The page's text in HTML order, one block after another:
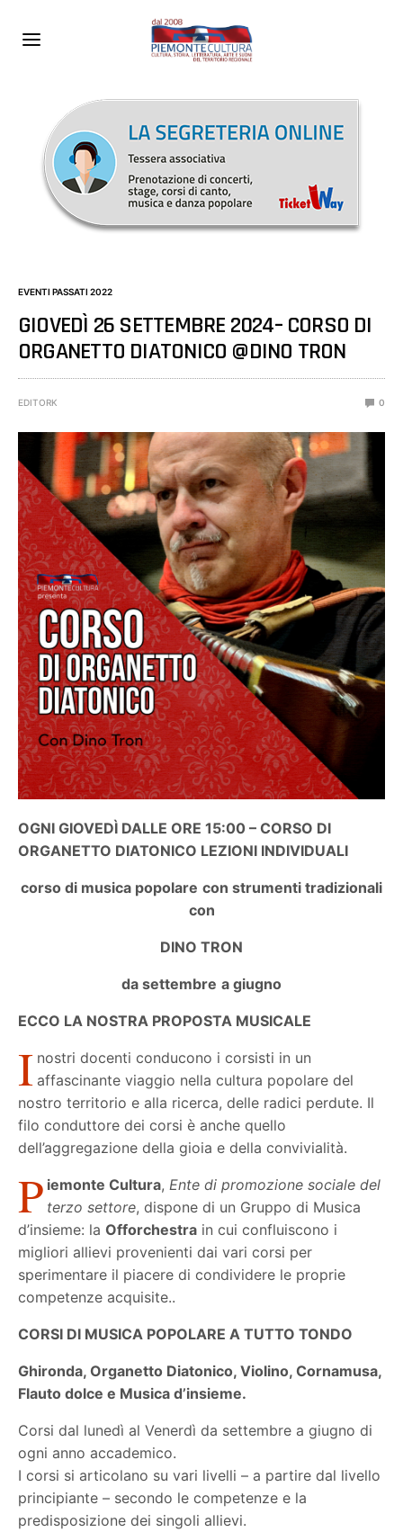
EVENTI PASSATI 2022
GIOVEDÌ 26 SETTEMBRE 2024– CORSO DI
ORGANETTO DIATONICO @DINO TRON
EDITORK 0
OGNI GIOVEDÌ DALLE ORE 15:00 – CORSO DI
ORGANETTO DIATONICO LEZIONI INDIVIDUALI
corso di musica popolare con strumenti tradizionali
con
DINO TRON
da settembre a giugno
ECCO LA NOSTRA PROPOSTA MUSICALE
I nostri docenti conducono i corsisti in un
affascinante viaggio nella cultura popolare del
nostro territorio e alla ricerca, delle radici perdute. Il
filo conduttore dei corsi è anche quello
dell’aggregazione della gioia e della convivialità.
P iemonte Cultura, Ente di promozione sociale del
terzo settore, dispone di un Gruppo di Musica
d’insieme: laOfforchestra in cui confluiscono i
migliori allievi provenienti dai vari corsi per
sperimentare il piacere di condividere le proprie
competenze acquisite..
CORSI DI MUSICA POPOLARE A TUTTO TONDO
Ghironda, Organetto Diatonico, Violino, Cornamusa,
Flauto dolce e Musica d’insieme.
Corsi dal lunedì al Venerdì da settembre a giugno di
ogni anno accademico.
I corsi si articolano su vari livelli – a partire dal livello
principiante – secondo le competenze e la
predisposizione dei singoli allievi.